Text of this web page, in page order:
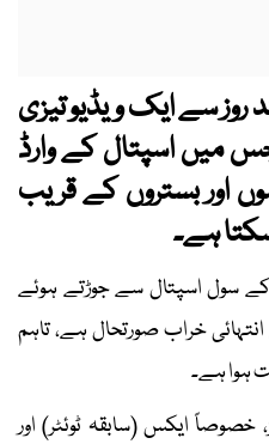
روز سے ایک ویڈیو تیزی
اسپتال کے وارڈ
اور بستروں کے قریب
ہے۔
کے سول اسپتال سے جوڑتے ہوئے
خراب صورتحال ہے، تاہم
ہوا ہے۔
ایکس (سابقہ ٹوئٹر) اور